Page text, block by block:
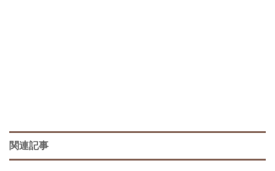
関連記事